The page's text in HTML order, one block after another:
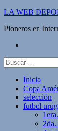
Saltar
contenido
LA WEB
Pioneros en
Buscar:
Inicio
Copa
selección
futbol